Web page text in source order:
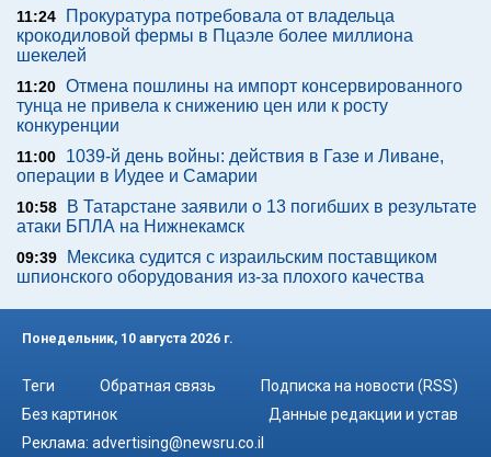
11:24
Прокуратура потребовала от владельца
крокодиловой фермы в Пцаэле более миллиона
шекелей
11:20 Отмена пошлины на импорт консервированного
тунца не привела к снижению цен или к росту
конкуренции
11:00
1039-й день войны: действия в Газе и Ливане,
операции в Иудее и Самарии
10:58
В Татарстане заявили о 13 погибших в результате
атаки БПЛА на Нижнекамск
09:39
Мексика судится с израильским поставщиком
шпионского оборудования из-за плохого качества
Понедельник, 10 августа 2026 г.
Теги Обратная связь
Подписка на новости (RSS)
Без картинок
Данные редакции и устав
Реклама: advertising@newsru.co.il